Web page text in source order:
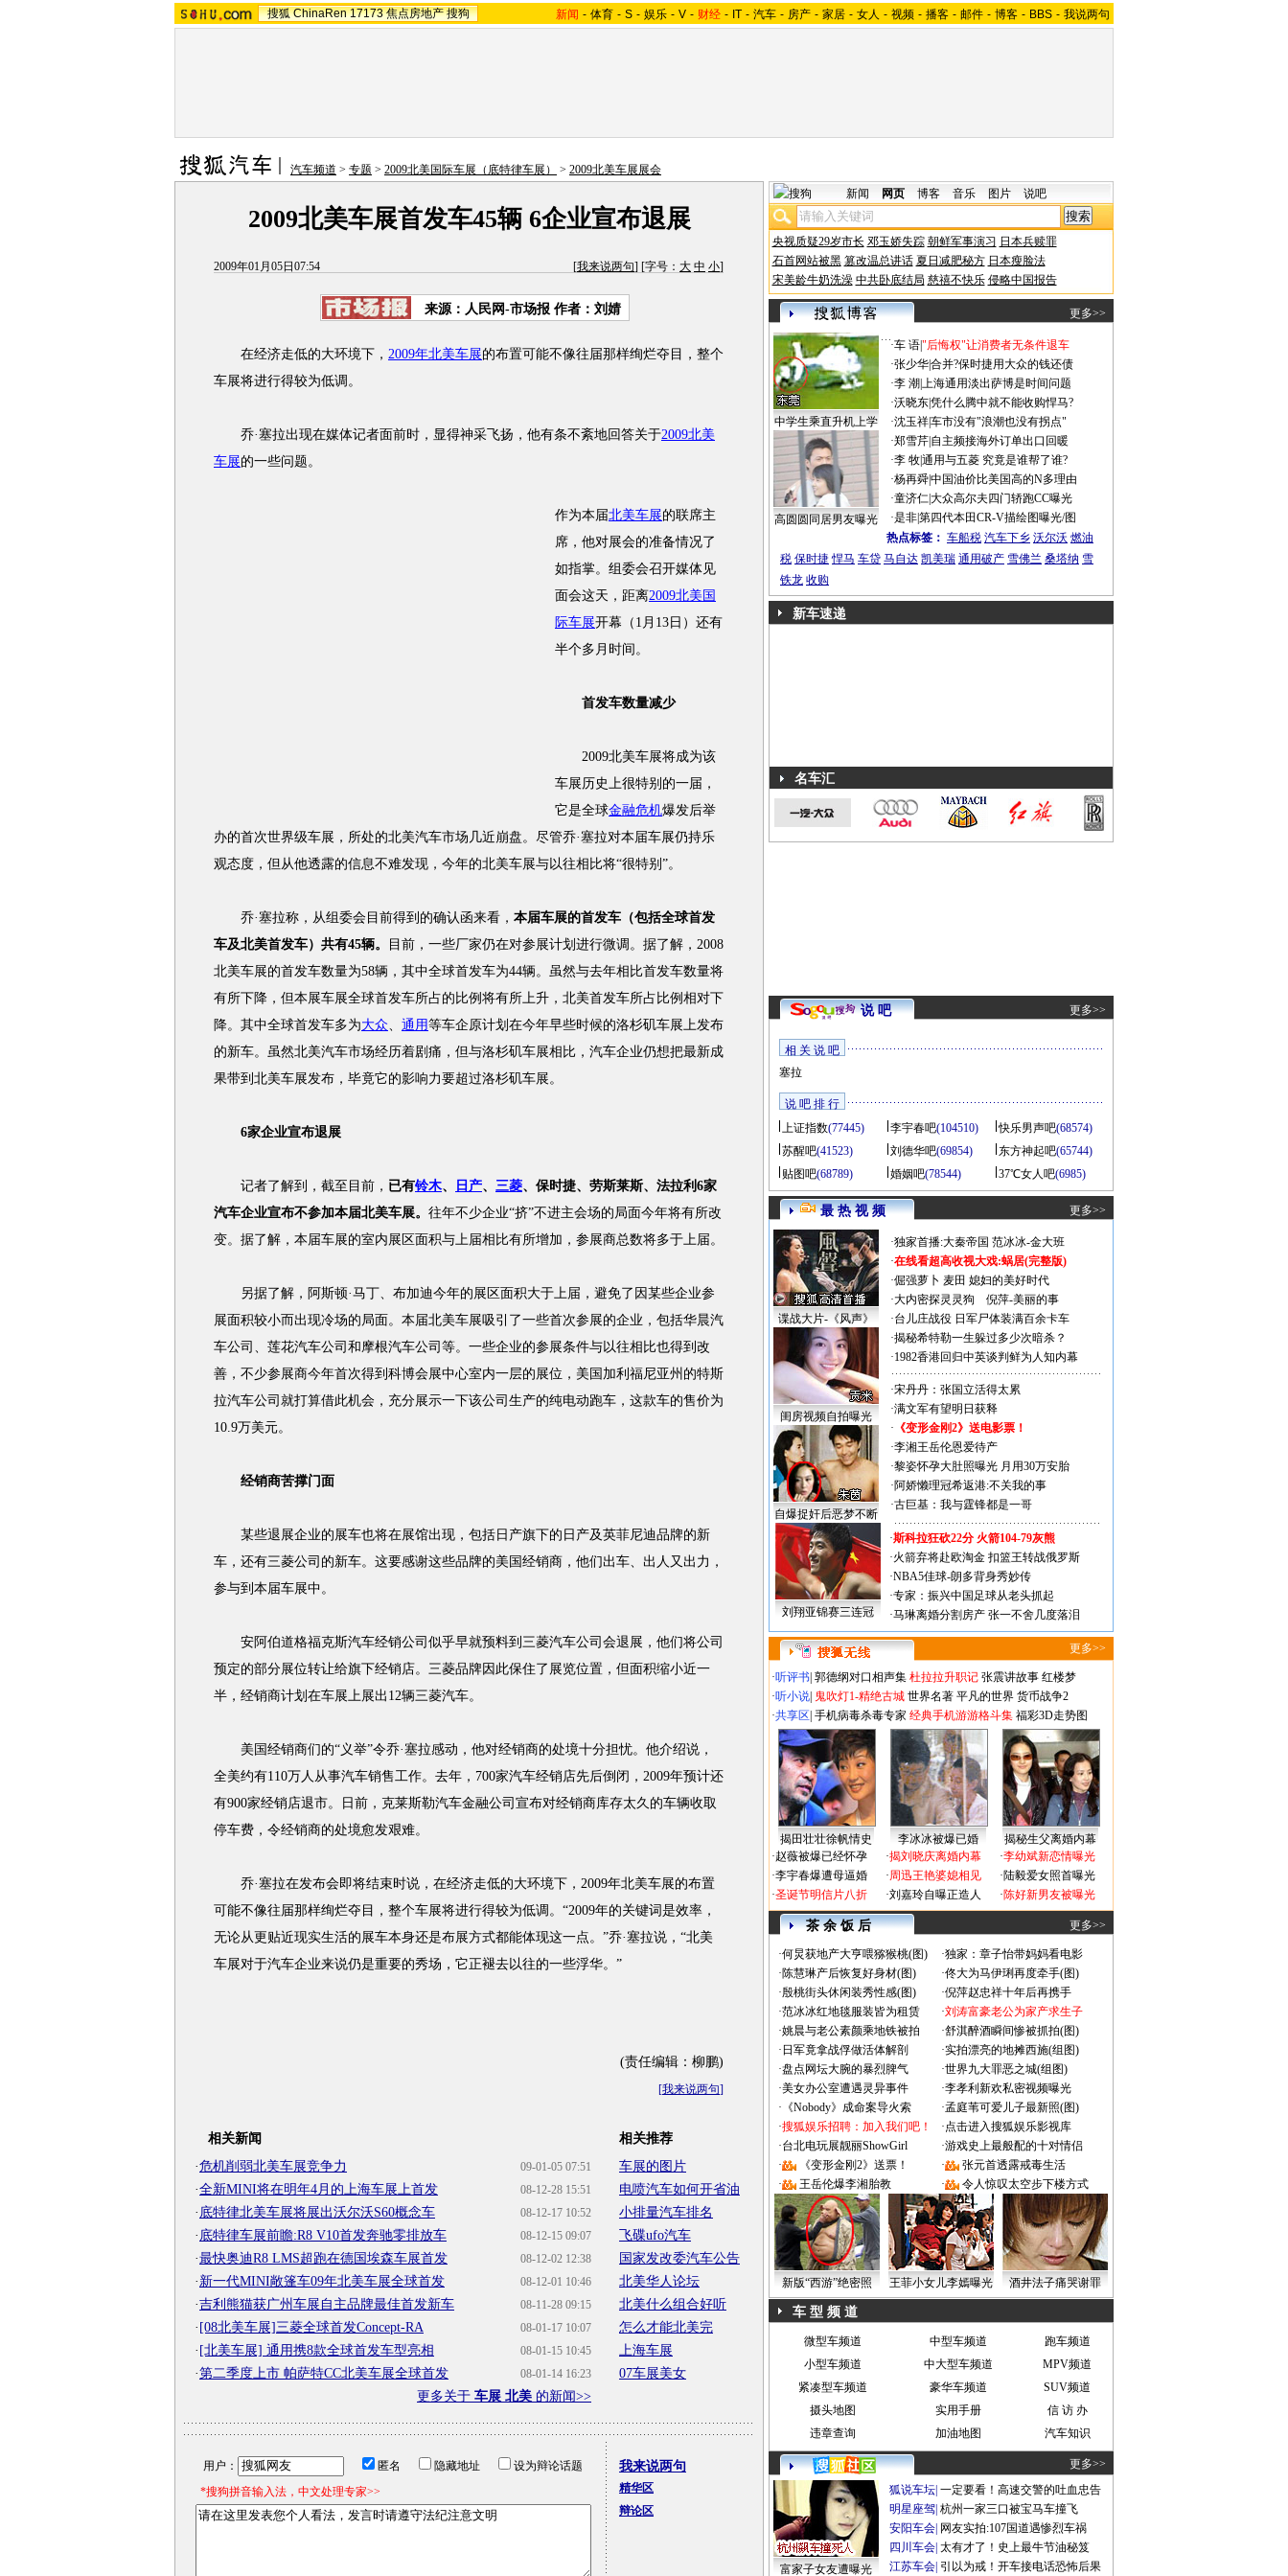
搜狐 ChinaRen 17173 焦点房地产 搜狗 新闻 - 体育 - S - 娱乐 - V - 财经 - IT - 汽车 - 房产 - 家居 - 女人 - 视频 - 播客 - 邮件 - 博客 - BBS - 我说两句
汽车频道 > 专题 > 2009北美国际车展（底特律车展） > 2009北美车展展会
2009北美车展首发车45辆 6企业宣布退展
2009年01月05日07:54 [我来说两句] [字号： 大 中 小]
来源：人民网-市场报 作者：刘婧
在经济走低的大环境下， 2009年北美车展的布置可能不像往届那样绚烂夺目，整个
车展将进行得较为低调。
乔·塞拉出现在媒体记者面前时，显得神采飞扬，他有条不紊地回答关于2009北美
车展的一些问题。
作为本届北美车展的联席主
席，他对展会的准备情况了
如指掌。组委会召开媒体见
面会这天，距离2009北美国
际车展开幕（1月13日）还有
半个多月时间。
首发车数量减少
2009北美车展将成为该
车展历史上很特别的一届，
它是全球金融危机爆发后举
办的首次世界级车展，所处的北美汽车市场几近崩盘。尽管乔·塞拉对本届车展仍持乐
观态度，但从他透露的信息不难发现，今年的北美车展与以往相比将“很特别”。
乔·塞拉称，从组委会目前得到的确认函来看， 本届车展的首发车（包括全球首发
车及北美首发车）共有45辆。
目前，一些厂家仍在对参展计划进行微调。据了解，2008
北美车展的首发车数量为58辆，其中全球首发车为44辆。虽然与去年相比首发车数量将
有所下降，但本展车展全球首发车所占的比例将有所上升，北美首发车所占比例相对下
降。其中全球首发车多为大众、 通用等车企原计划在今年早些时候的洛杉矶车展上发布
的新车。虽然北美汽车市场经历着剧痛，但与洛杉矶车展相比，汽车企业仍想把最新成
果带到北美车展发布，毕竟它的影响力要超过洛杉矶车展。
6家企业宣布退展
记者了解到，截至目前， 已有铃木、 日产、 三菱、保时捷、劳斯莱斯、法拉利6家
汽车企业宣布不参加本届北美车展。 往年不少企业“挤”不进主会场的局面今年将有所改
变。据了解，本届车展的室内展区面积与上届相比有所增加，参展商总数将多于上届。
另据了解，阿斯顿·马丁、布加迪今年的展区面积大于上届，避免了因某些企业参
展面积较小而出现冷场的局面。本届北美车展吸引了一些首次参展的企业，包括华晨汽
车公司、莲花汽车公司和摩根汽车公司等。一些企业的参展条件与以往相比也得到改
善，不少参展商今年首次得到科博会展中心室内一层的展位，美国加利福尼亚州的特斯
拉汽车公司就打算借此机会，充分展示一下该公司生产的纯电动跑车，这款车的售价为
10.9万美元。
经销商苦撑门面
某些退展企业的展车也将在展馆出现，包括日产旗下的日产及英菲尼迪品牌的新
车，还有三菱公司的新车。这要感谢这些品牌的美国经销商，他们出车、出人又出力，
参与到本届车展中。
安阿伯道格福克斯汽车经销公司似乎早就预料到三菱汽车公司会退展，他们将公司
预定的部分展位转让给旗下经销店。三菱品牌因此保住了展览位置，但面积缩小近一
半，经销商计划在车展上展出12辆三菱汽车。
美国经销商们的“义举”令乔·塞拉感动，他对经销商的处境十分担忧。他介绍说，
全美约有110万人从事汽车销售工作。去年，700家汽车经销店先后倒闭，2009年预计还
有900家经销店退市。日前，克莱斯勒汽车金融公司宣布对经销商库存太久的车辆收取
停车费，令经销商的处境愈发艰难。
乔·塞拉在发布会即将结束时说，在经济走低的大环境下，2009年北美车展的布置
可能不像往届那样绚烂夺目，整个车展将进行得较为低调。“2009年的关键词是效率，
无论从更贴近现实生活的展车本身还是布展方式都能体现这一点。”乔·塞拉说，“北美
车展对于汽车企业来说仍是重要的秀场，它正褪去以往的一些浮华。”
(责任编辑：柳鹏)
[我来说两句]
相关新闻
09-01-05 07:51
·危机削弱北美车展竞争力
08-12-28 15:51
·全新MINI将在明年4月的上海车展上首发
08-12-17 10:52
· 底特律北美车展将展出沃尔沃S60概念车
08-12-15 09:07
· 底特律车展前瞻:R8 V10首发奔驰零排放车
08-12-02 12:38
·最快奥迪R8 LMS超跑在德国埃森车展首发
08-12-01 10:46
· 新一代MINI敞篷车09年北美车展全球首发
08-11-28 09:15
·吉利熊猫获广州车展自主品牌最佳首发新车
08-01-17 10:07
· [08北美车展]三菱全球首发Concept-RA
08-01-15 10:45
· [北美车展] 通用携8款全球首发车型亮相
08-01-14 16:23
·第二季度上市 帕萨特CC北美车展全球首发
更多关于 车展 北美 的新闻>>
相关推荐
车展的图片
电喷汽车如何开省油
小排量汽车排名
飞碟ufo汽车
国家发改委汽车公告
北美华人论坛
北美什么组合好听
怎么才能北美完
上海车展
07车展美女
用户： 匿名 隐藏地址
设为辩论话题
*搜狗拼音输入法，中文处理专家>>
我来说两句
精华区
辩论区
新闻 网页 博客 音乐 图片 说吧
央视质疑29岁市长 邓玉娇失踪 朝鲜军事演习 日本兵赎罪
石首网站被黑 篡改温总讲话 夏日减肥秘方 日本瘦脸法
宋美龄牛奶洗澡 中共卧底结局 慈禧不快乐 侵略中国报告
更多>>
中学生乘直升机上学
高圆圆同居男友曝光
·车 语|"后悔权"让消费者无条件退车
·张少华|合并?保时捷用大众的钱还债
·李 潮 上海通用淡出萨博是时间问题
·沃晓东|凭什么腾中就不能收购悍马?
·沈玉祥|车市没有"浪潮也没有拐点"
·郑雪芹| 自主频接海外订单出口回暖
·李 牧|通用与五菱 究竟是谁帮了谁?
·杨再舜|中国油价比美国高的N多理由
·童济仁|大众高尔夫四门轿跑CC曝光
·是非|第四代本田CR-V描绘图曝光/图
热点标签： 车船税 汽车下乡 沃尔沃 燃油
税 保时捷 悍马 车贷 马自达 凯美瑞 通用破产 雪佛兰 桑塔纳 雪
铁龙 收购
新车速递
名车汇
说 吧 更多>>
相 关 说 吧
塞拉
说 吧 排 行
上证指数(77445) 李宇春吧(104510) 快乐男声吧(68574)
苏醒吧(41523) 刘德华吧(69854) 东方神起吧(65744)
贴图吧(68789) 婚姻吧(78544) 37℃女人吧(6985)
最 热 视 频 更多>>
谍战大片-《风声》
闺房视频自拍曝光
自爆捉奸后恶梦不断
·独家首播:大秦帝国 范冰冰-金大班
·在线看超高收视大戏:蜗居(完整版)
·倔强萝卜 麦田 媳妇的美好时代
·大内密探灵灵狗
倪萍-美丽的事
·台儿庄战役 日军尸体装满百余卡车
·揭秘希特勒一生躲过多少次暗杀？
·1982香港回归中英谈判鲜为人知内幕
·宋丹丹：张国立活得太累
·满文军有望明日获释
· 《变形金刚2》送电影票！
·李湘王岳伦恩爱待产
·黎姿怀孕大肚照曝光 月用30万安胎
·阿娇懒理冠希返港:不关我的事
·古巨基：我与霆锋都是一哥
刘翔亚锦赛三连冠
·斯科拉狂砍22分 火箭104-79灰熊
·火箭弃将赴欧淘金 扣篮王转战俄罗斯
·NBA5佳球-朗多背身秀妙传
·专家：振兴中国足球从老头抓起
·马琳离婚分割房产 张一不舍几度落泪
更多>>
·听评书 郭德纲对口相声集 杜拉拉升职记 张震讲故事 红楼梦
·听小说 鬼吹灯1-精绝古城 世界名著 平凡的世界 货币战争2
·共享区 手机病毒杀毒专家 经典手机游游格斗集 福彩3D走势图
揭田壮壮徐帆情史 李冰冰被爆已婚
揭秘生父离婚内幕
·赵薇被爆已经怀孕
·李宇春爆遭母逼婚
·圣诞节明信片八折
·揭刘晓庆离婚内幕
·周迅王艳婆媳相见
·刘嘉玲自曝正造人
·李幼斌新恋情曝光
·陆毅爱女照首曝光
·陈好新男友被曝光
茶 余 饭 后 更多>>
·何炅获地产大亨喂猕猴桃(图) ·独家：章子怡带妈妈看电影
·陈慧琳产后恢复好身材(图) ·佟大为马伊琍再度牵手(图)
·殷桃街头休闲装秀性感(图) ·倪萍赵忠祥十年后再携手
·范冰冰红地毯服装皆为租赁 ·刘涛富豪老公为家产求生子
·姚晨与老公素颜乘地铁被拍 ·舒淇醉酒瞬间惨被抓拍(图)
· 日军竟拿战俘做活体解剖 ·实拍漂亮的地摊西施(组图)
·盘点网坛大腕的暴烈脾气 ·世界九大罪恶之城(组图)
·美女办公室遭遇灵异事件 ·李孝利新欢私密视频曝光
· 《Nobody》成命案导火索 ·孟庭苇可爱儿子最新照(图)
·搜狐娱乐招聘：加入我们吧！ ·点击进入搜狐娱乐影视库
·台北电玩展靓丽ShowGirl ·游戏史上最般配的十对情侣
·
《变形金刚2》送票！ ·
张元首透露戒毒生活
·
王岳伦爆李湘胎教 · 令人惊叹太空步下楼方式
新版“西游”绝密照 王菲小女儿李嫣曝光 酒井法子痛哭谢罪
车 型 频 道
微型车频道 中型车频道
跑车频道
小型车频道
中大型车频道
MPV频道
紧凑型车频道
豪华车频道
SUV频道
摄头地图
实用手册
信 访 办
违章查询
加油地图 汽车知识
更多>>
富家子女友遭曝光
狐说车坛 一定要看！高速交警的吐血忠告
明星座驾 杭州一家三口被宝马车撞飞
安阳车会 网友实拍:107国道遇惨烈车祸
四川车会 太有才了！史上最牛节油秘笈
江苏车会 引以为戒！开车接电话恐怖后果